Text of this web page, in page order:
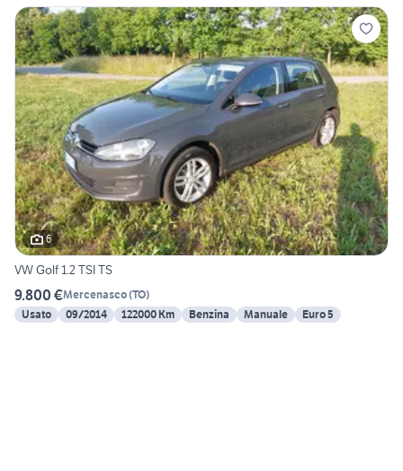
6
VW Golf 1.2 TSI TS
9.800 €Mercenasco(TO)
Usato
09/2014 122000 Km Benzina Manuale Euro 5